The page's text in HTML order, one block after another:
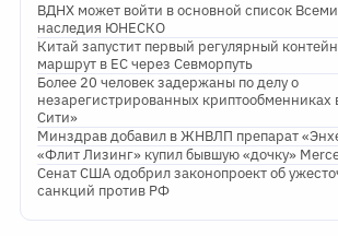
ВДНХ может войти в основной список
наследия ЮНЕСКО
Китай запустит первый регулярный
маршрут в ЕС через Севморпуть
Более 20 человек задержаны по делу о
незарегистрированных криптообменниках
Сити»
Минздрав добавил в ЖНВЛП препарат
«Флит Лизинг» купил бывшую «дочку»
Сенат США одобрил законопроект об
санкций против РФ